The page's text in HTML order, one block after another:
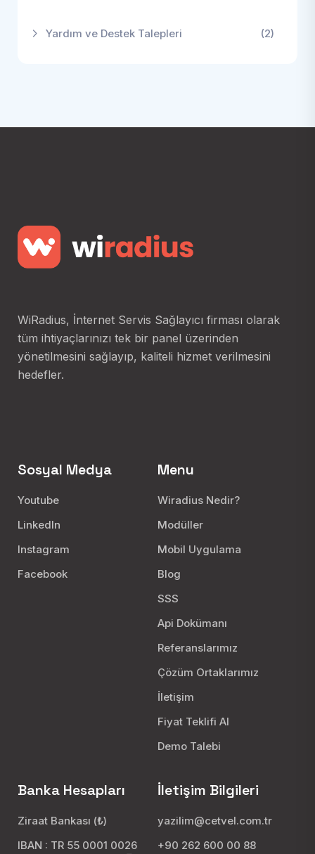
Yardım ve Destek Talepleri (2)
WiRadius, İnternet Servis Sağlayıcı firması olarak
tüm ihtiyaçlarınızı tek bir panel üzerinden
yönetilmesini sağlayıp, kaliteli hizmet verilmesini
hedefler.
Sosyal Medya
Youtube
LinkedIn
Instagram
Facebook
Menu
Wiradius Nedir?
Modüller
Mobil Uygulama
Blog
SSS
Api Dokümanı
Referanslarımız
Çözüm Ortaklarımız
İletişim
Fiyat Teklifi Al
Demo Talebi
Banka Hesapları
Ziraat Bankası (₺)
IBAN : TR 55 0001 0026
İletişim Bilgileri
yazilim@cetvel.com.tr
+90 262 600 00 88